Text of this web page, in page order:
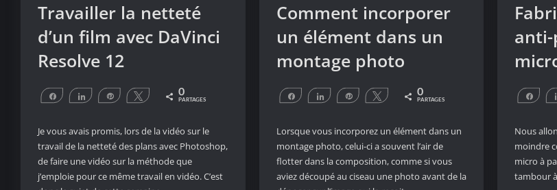
Travailler la netteté
d’un film avec DaVinci
Resolve 12
Partagez Partagez Épingle Tweetez 0
PARTAGES
Je vous avais promis, lors de la vidéo sur le
travail de la netteté des plans avec Photoshop,
de faire une vidéo sur la méthode que
j’emploie pour ce même travail en vidéo. C’est
Comment incorporer
un élément dans un
montage photo
Partagez Partagez Épingle Tweetez 0
PARTAGES
Lorsque vous incorporez un élément dans un
montage photo, celui-ci a souvent l’air de
flotter dans la composition, comme si vous
aviez découpé au ciseau une photo avant de la
anti-
Nous
moindre
micro à
tambour